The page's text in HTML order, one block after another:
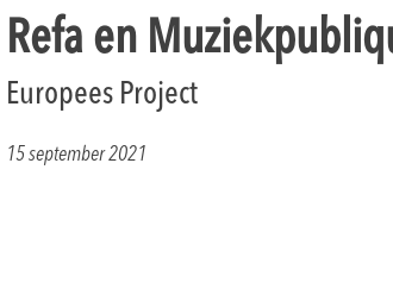
Refa en
Europees Project
15 september 2021